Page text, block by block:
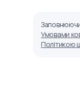
Умовами
Політикою